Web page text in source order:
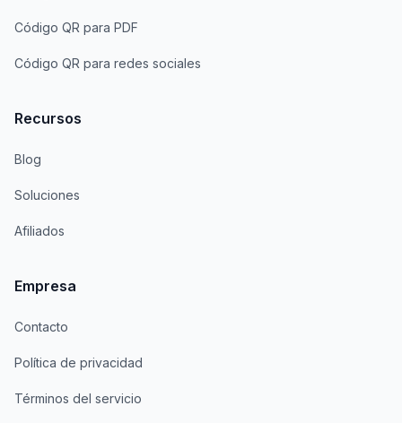
Código QR para PDF
Código QR para redes sociales
Recursos
Blog
Soluciones
Afiliados
Empresa
Contacto
Política de privacidad
Términos del servicio